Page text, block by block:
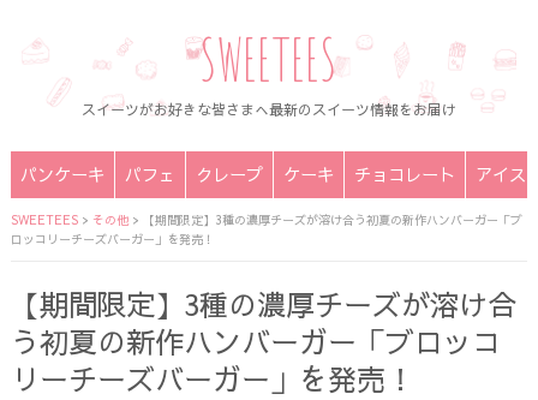
SWEETEES
スイーツがお好きな皆さまへ最新のスイーツ情報をお届け
パンケーキ パフェ クレープ ケーキ チョコレート アイス
SWEETEES> その他>
【期間限定】3種の濃厚チーズが溶け合う初夏の新作ハンバーガー「ブ
ロッコリーチーズバーガー」を発売！
【期間限定】3種の濃厚チーズが溶け合
う初夏の新作ハンバーガー「ブロッコ
リーチーズバーガー」を発売！